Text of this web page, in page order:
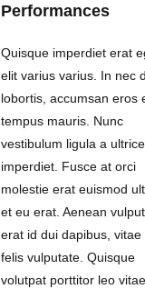
Performances
Quisque imperdiet erat
elit varius varius. In nec
lobortis, accumsan eros
tempus mauris. Nunc
vestibulum ligula a
imperdiet. Fusce at orci
molestie erat euismod
et eu erat. Aenean
erat id dui dapibus, vitae
felis vulputate. Quisque
volutpat porttitor leo vitae